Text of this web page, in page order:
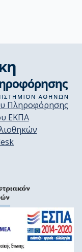
Πληροφόρησης
ΕΚΠΑ